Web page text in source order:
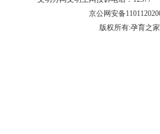
京公网安备
版权所有:孕育之